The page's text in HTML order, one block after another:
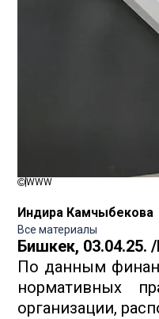
WWW
Индира Камчыбекова
Все материалы
Бишкек, 03.04.25.
По данным
нормативных
организации,